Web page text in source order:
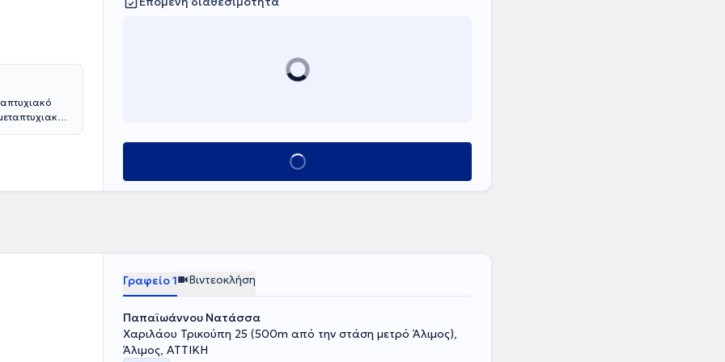
της
κ.α.
Κλείσε ραντεβού
Γραφείο 1 Βιντεοκλήση
Παπαϊωάννου Νατάσσα
Χαριλάου Τρικούπη 25 (500m από την στάση μετρό Άλιμος),
Άλιμος, ΑΤΤΙΚΗ